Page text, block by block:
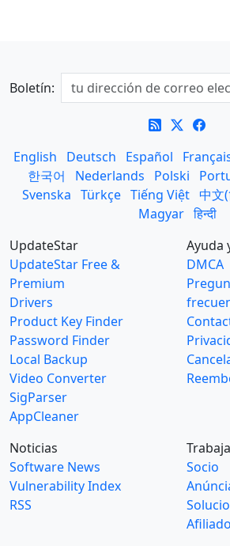
Boletín:
English Deutsch Español
한국어
Nederlands Polski
Svenska Türkçe Tiếng Việt 中文
Magyar हिन्दी
UpdateStar
UpdateStar Free &
Premium
Drivers
Product Key Finder
Password Finder
Local Backup
Video Converter
SigParser
AppCleaner
Ayuda
DMCA
Noticias
Software News
Vulnerability Index
RSS
Socio